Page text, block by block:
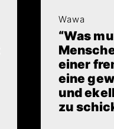
Wawa
“Was
einer
eine
und
zu